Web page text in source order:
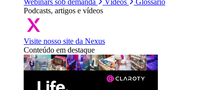
Webinars sob demanda
Vídeos
Glossário
Podcasts, artigos e vídeos
Visite nosso site da Nexus
Conteúdo em destaque